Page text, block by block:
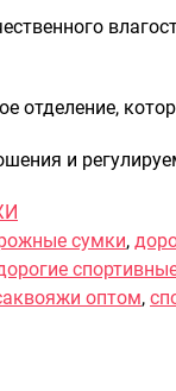
отделение,
и
сумки,
оптом,